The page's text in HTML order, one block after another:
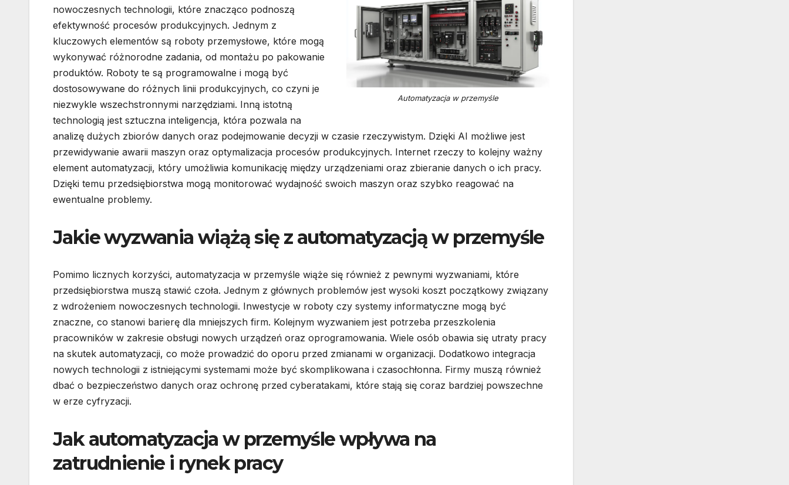
Automatyzacja w przemyśle
nowoczesnych technologii, które znacząco podnoszą
efektywność procesów produkcyjnych. Jednym z
kluczowych elementów są roboty przemysłowe, które mogą
wykonywać różnorodne zadania, od montażu po pakowanie
produktów. Roboty te są programowalne i mogą być
dostosowywane do różnych linii produkcyjnych, co czyni je
niezwykle wszechstronnymi narzędziami. Inną istotną
technologią jest sztuczna inteligencja, która pozwala na
analizę dużych zbiorów danych oraz podejmowanie decyzji w czasie rzeczywistym. Dzięki AI możliwe jest
przewidywanie awarii maszyn oraz optymalizacja procesów produkcyjnych. Internet rzeczy to kolejny ważny
element automatyzacji, który umożliwia komunikację między urządzeniami oraz zbieranie danych o ich pracy.
Dzięki temu przedsiębiorstwa mogą monitorować wydajność swoich maszyn oraz szybko reagować na
ewentualne problemy.
Jakie wyzwania wiążą się z automatyzacją w przemyśle
Pomimo licznych korzyści, automatyzacja w przemyśle wiąże się również z pewnymi wyzwaniami, które
przedsiębiorstwa muszą stawić czoła. Jednym z głównych problemów jest wysoki koszt początkowy związany
z wdrożeniem nowoczesnych technologii. Inwestycje w roboty czy systemy informatyczne mogą być
znaczne, co stanowi barierę dla mniejszych firm. Kolejnym wyzwaniem jest potrzeba przeszkolenia
pracowników w zakresie obsługi nowych urządzeń oraz oprogramowania. Wiele osób obawia się utraty pracy
na skutek automatyzacji, co może prowadzić do oporu przed zmianami w organizacji. Dodatkowo integracja
nowych technologii z istniejącymi systemami może być skomplikowana i czasochłonna. Firmy muszą również
dbać o bezpieczeństwo danych oraz ochronę przed cyberatakami, które stają się coraz bardziej powszechne
w erze cyfryzacji.
Jak automatyzacja w przemyśle wpływa na
zatrudnienie i rynek pracy